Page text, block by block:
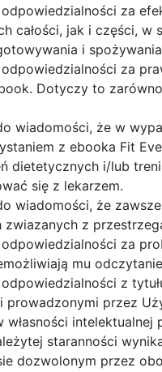
za
całości, jak i części,
i
za
Dotyczy to
wiadomości, że w
z ebooka Fit
dietetycznych i/lub
się z lekarzem.
wiadomości, że
z
za
mu
z
prowadzonymi przez
intelektualnej
staranności
dozwolonym przez